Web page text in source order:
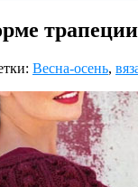
трапеции
Весна-осень,